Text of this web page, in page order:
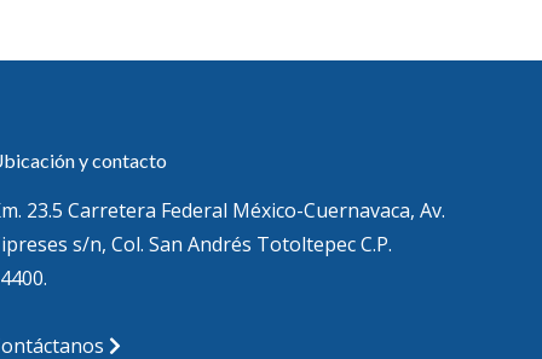
y contacto
23.5 Carretera Federal México-Cuernavaca, Av.
s/n, Col. San Andrés Totoltepec C.P.